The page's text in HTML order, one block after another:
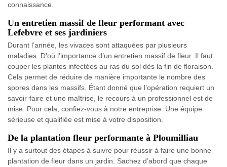
connaissance.
Un entretien massif de fleur performant avec
Lefebvre et ses jardiniers
Durant l’année, les vivaces sont attaquées par plusieurs
maladies. D’où l’importance d’un entretien massif de fleur. Il faut
couper les plantes infectées au ras du sol dès la fin de floraison.
Cela permet de réduire de manière importante le nombre des
spores dans les massifs. Étant donné que l’opération requiert un
savoir-faire et une maîtrise, le recours à un professionnel est de
mise. Pour cela, confiez-vous à notre entreprise. Une équipe
sérieuse et qualifiée est mise à votre disposition.
De la plantation fleur performante à Ploumilliau
Il y a surtout des étapes à suivre pour réussir à faire une bonne
plantation de fleur dans un jardin. Sachez d’abord que chaque